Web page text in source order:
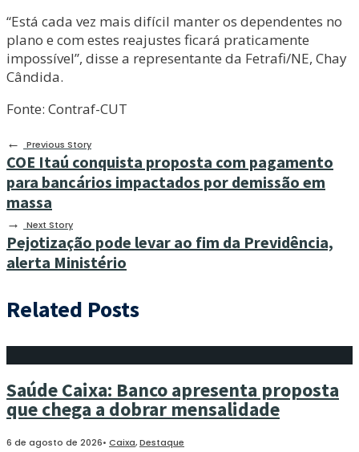
“Está cada vez mais difícil manter os dependentes no
plano e com estes reajustes ficará praticamente
impossível”, disse a representante da Fetrafi/NE, Chay
Cândida.
Fonte: Contraf-CUT
←
Previous Story
COE Itaú conquista proposta com pagamento
para bancários impactados por demissão em
massa
→ Next Story
Pejotização pode levar ao fim da Previdência,
alerta Ministério
Related Posts
Saúde Caixa: Banco apresenta proposta
que chega a dobrar mensalidade
6 de agosto de 2026• Caixa,Destaque